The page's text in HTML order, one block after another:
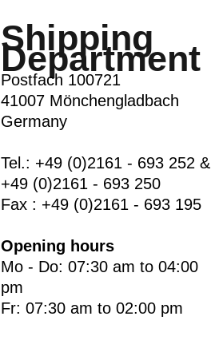
Shipping
Department
Postfach 100721
41007 Mönchengladbach
Germany
Tel.: +49 (0)2161 - 693 252 &
+49 (0)2161 - 693 250
Fax : +49 (0)2161 - 693 195
Opening hours
Mo - Do: 07:30 am to 04:00
pm
Fr: 07:30 am to 02:00 pm